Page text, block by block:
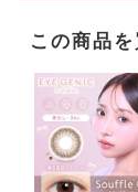
この商品